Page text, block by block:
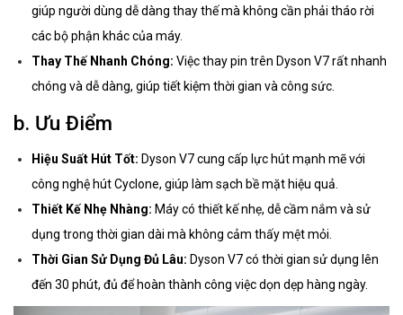
giúp người dùng dễ dàng thay thế mà không cần phải tháo rời
các bộ phận khác của máy.
Thay Thế Nhanh Chóng: Việc thay pin trên Dyson V7 rất nhanh
chóng và dễ dàng, giúp tiết kiệm thời gian và công sức.
b. Ưu Điểm
Hiệu Suất Hút Tốt: Dyson V7 cung cấp lực hút mạnh mẽ với
công nghệ hút Cyclone, giúp làm sạch bề mặt hiệu quả.
Thiết Kế Nhẹ Nhàng: Máy có thiết kế nhẹ, dễ cầm nắm và sử
dụng trong thời gian dài mà không cảm thấy mệt mỏi.
Thời Gian Sử Dụng Đủ Lâu: Dyson V7 có thời gian sử dụng lên
đến 30 phút, đủ để hoàn thành công việc dọn dẹp hàng ngày.